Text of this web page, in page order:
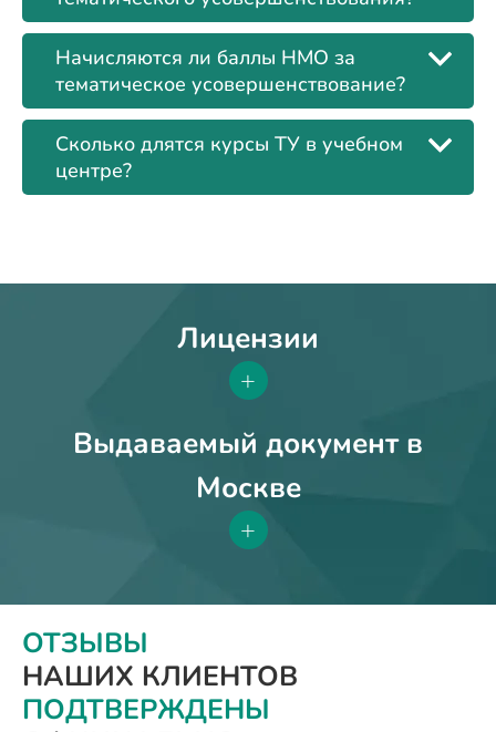
Начисляются ли баллы НМО за
тематическое усовершенствование?
Сколько длятся курсы ТУ в учебном
центре?
Лицензии
+
Выдаваемый документ в
Москве
+
ОТЗЫВЫ
НАШИХ КЛИЕНТОВ
ПОДТВЕРЖДЕНЫ